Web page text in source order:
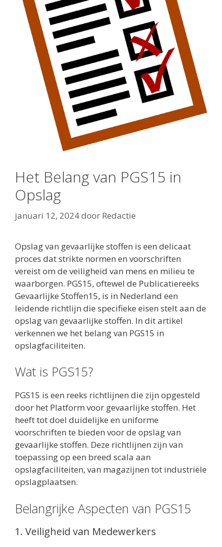
Het Belang van PGS15 in
Opslag
januari 12, 2024door Redactie
Opslag van gevaarlijke stoffen is een delicaat
proces dat strikte normen en voorschriften
vereist om de veiligheid van mens en milieu te
waarborgen. PGS15, oftewel de Publicatiereeks
Gevaarlijke Stoffen15, is in Nederland een
leidende richtlijn die specifieke eisen stelt aan de
opslag van gevaarlijke stoffen. In dit artikel
verkennen we het belang van PGS15 in
opslagfaciliteiten.
Wat is PGS15?
PGS15 is een reeks richtlijnen die zijn opgesteld
door het Platform voor gevaarlijke stoffen. Het
heeft tot doel duidelijke en uniforme
voorschriften te bieden voor de opslag van
gevaarlijke stoffen. Deze richtlijnen zijn van
toepassing op een breed scala aan
opslagfaciliteiten, van magazijnen tot industriële
opslagplaatsen.
Belangrijke Aspecten van PGS15
1. Veiligheid van Medewerkers